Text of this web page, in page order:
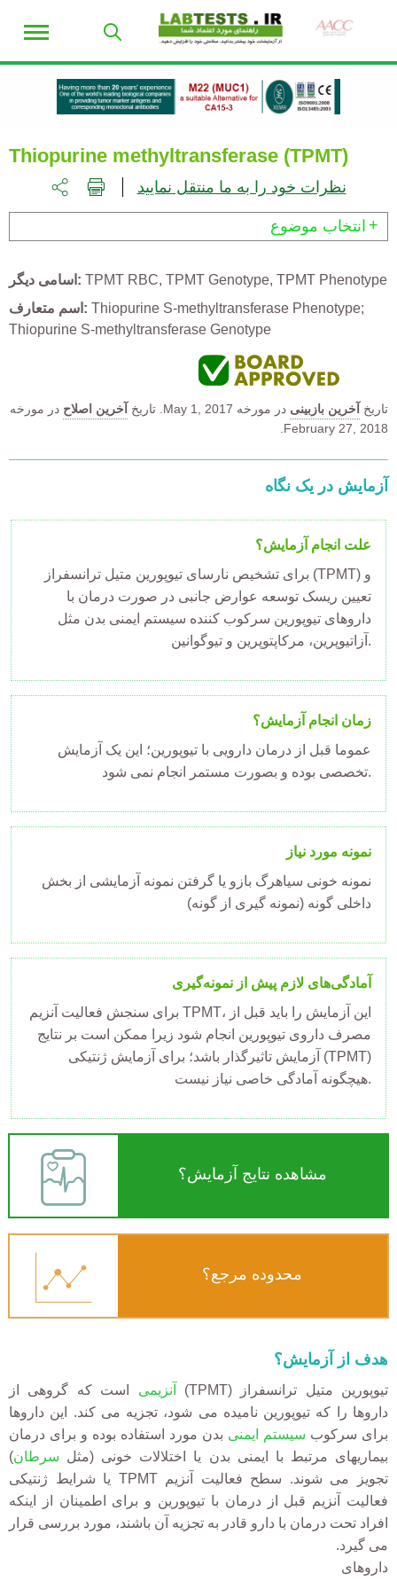
Thiopurine methyltransferase (TPMT)
نظرات خود را به ما منتقل نمایید
انتخاب موضوع
اسامی دیگر TPMT RBC TPMT Genotype TPMT Phenotype
اسم متعارف
Thiopurine S-methyltransferase Phenotype;
Thiopurine S-methyltransferase Genotype
تاریخ آخرین بازبینی در مورخه May 1, 2017. تاریخ آخرین اصلاح در مورخه
February 27, 2018.
آزمایش در یک نگاه
علت انجام آزمایش؟
برای تشخیص نارسای تیوپورین متیل ترانسفراز (TPMT) و
تعیین ریسک توسعه عوارض جانبی در صورت درمان با
داروهای تیوپورین سرکوب کننده سیستم ایمنی بدن مثل
آزاتیوپرین، مرکاپتوپرین و تیوگوانین.
زمان انجام آزمایش؟
عموما قبل از درمان دارویی با تیوپورین؛ این یک آزمایش
تخصصی بوده و بصورت مستمر انجام نمی شود.
نمونه مورد نیاز
نمونه خونی سیاهرگ بازو یا گرفتن نمونه آزمایشی از بخش
داخلی گونه (نمونه گیری از گونه)
آمادگی‌های لازم پیش از نمونه‌گیری
برای سنجش فعالیت آنزیم TPMT، این آزمایش را باید قبل از
مصرف داروی تیوپورین انجام شود زیرا ممکن است بر نتایج
آزمایش تاثیرگذار باشد؛ برای آزمایش ژنتیکی (TPMT)
هیچگونه آمادگی خاصی نیاز نیست.
مشاهده نتایج آزمایش؟
محدوده مرجع؟
هدف از آزمایش؟
تیوپورین متیل ترانسفراز (TPMT) آنزیمی است که گروهی از
داروها را که تیوپورین نامیده می شود، تجزیه می کند. این داروها
برای سرکوب سیستم ایمنی بدن مورد استفاده بوده و برای درمان
بیماریهای مرتبط با ایمنی بدن یا اختلالات خونی (مثل سرطان)
تجویز می شوند. سطح فعالیت آنزیم TPMT یا شرایط ژنتیکی
فعالیت آنزیم قبل از درمان با تیوپورین و برای اطمینان از اینکه
افراد تحت درمان با دارو قادر به تجزیه آن باشند، مورد بررسی قرار
می گیرد.
داروهای